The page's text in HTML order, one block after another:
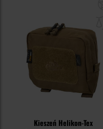
Kieszeń Helikon-Tex